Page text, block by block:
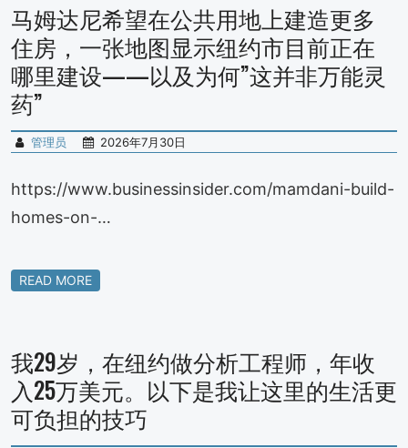
马姆达尼希望在公共用地上建造更多
住房，一张地图显示纽约市目前正在
哪里建设——以及为何”这并非万能灵
药”
管理员 2026年7月30日
https://www.businessinsider.com/mamdani-build-
homes-on-…
READ MORE
我29岁，在纽约做分析工程师，年收
入25万美元。以下是我让这里的生活更
可负担的技巧